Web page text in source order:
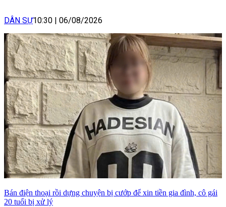
DÂN SỰ10:30 06/08/2026
Bán điện thoại rồi dựng chuyện bị cướp để xin tiền gia đình, cô gái
20 tuổi bị xử lý